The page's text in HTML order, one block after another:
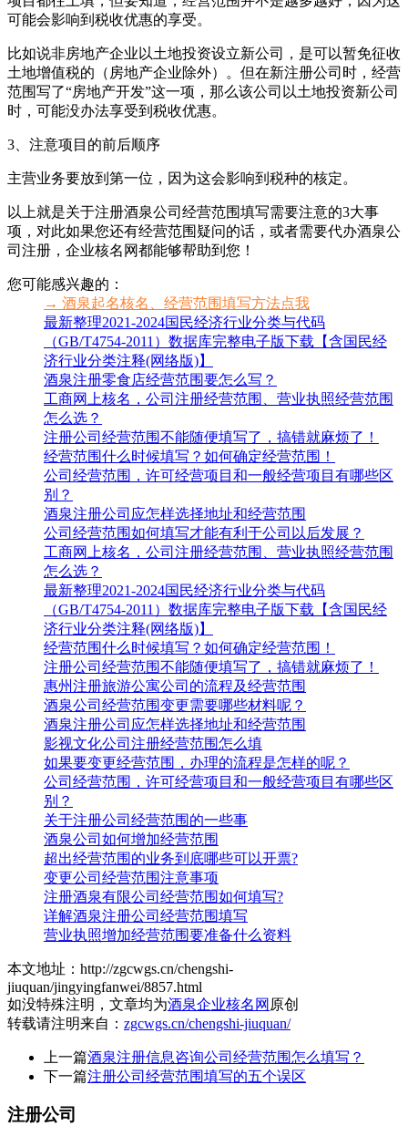
可能会影响到税收优惠的享受。
比如说非房地产企业以土地投资设立新公司，是可以暂免征收
土地增值税的（房地产企业除外）。但在新注册公司时，经营
范围写了“房地产开发”这一项，那么该公司以土地投资新公司
时，可能没办法享受到税收优惠。
3、注意项目的前后顺序
主营业务要放到第一位，因为这会影响到税种的核定。
以上就是关于注册酒泉公司经营范围填写需要注意的3大事
项，对此如果您还有经营范围疑问的话，或者需要代办酒泉公
司注册，企业核名网都能够帮助到您！
您可能感兴趣的：
→ 酒泉起名核名、经营范围填写方法点我
最新整理2021-2024国民经济行业分类与代码
（GB/T4754-2011）数据库完整电子版下载【含国民经
济行业分类注释(网络版)】
酒泉注册零食店经营范围要怎么写？
工商网上核名，公司注册经营范围、营业执照经营范围
怎么选？
注册公司经营范围不能随便填写了，搞错就麻烦了！
经营范围什么时候填写？如何确定经营范围！
公司经营范围，许可经营项目和一般经营项目有哪些区
别？
酒泉注册公司应怎样选择地址和经营范围
公司经营范围如何填写才能有利于公司以后发展？
工商网上核名，公司注册经营范围、营业执照经营范围
怎么选？
最新整理2021-2024国民经济行业分类与代码
（GB/T4754-2011）数据库完整电子版下载【含国民经
济行业分类注释(网络版)】
经营范围什么时候填写？如何确定经营范围！
注册公司经营范围不能随便填写了，搞错就麻烦了！
惠州注册旅游公寓公司的流程及经营范围
酒泉公司经营范围变更需要哪些材料呢？
酒泉注册公司应怎样选择地址和经营范围
影视文化公司注册经营范围怎么填
如果要变更经营范围，办理的流程是怎样的呢？
公司经营范围，许可经营项目和一般经营项目有哪些区
别？
关于注册公司经营范围的一些事
酒泉公司如何增加经营范围
超出经营范围的业务到底哪些可以开票?
变更公司经营范围注意事项
注册酒泉有限公司经营范围如何填写?
详解酒泉注册公司经营范围填写
营业执照增加经营范围要准备什么资料
本文地址：http://zgcwgs.cn/chengshi-
jiuquan/jingyingfanwei/8857.html
如没特殊注明，文章均为酒泉企业核名网 原创
转载请注明来自： zgcwgs.cn/chengshi-jiuquan/
上一篇酒泉注册信息咨询公司经营范围怎么填写？
下一篇注册公司经营范围填写的五个误区
注册公司